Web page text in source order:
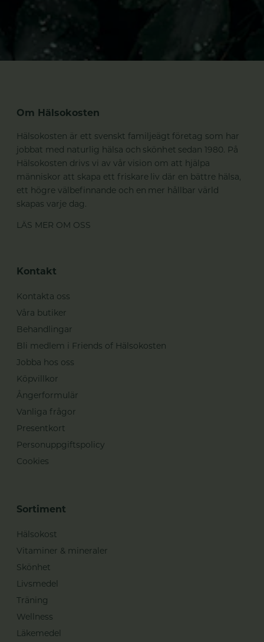
Om Hälsokosten
Hälsokosten är ett svenskt familjeägt företag som har
jobbat med naturlig hälsa och skönhet sedan 1980. På
Hälsokosten drivs vi av vår vision om att hjälpa
människor att skapa ett friskare liv där en bättre hälsa,
ett högre välbefinnande och en mer hållbar värld
skapas varje dag.
LÄS MER OM OSS
Kontakt
Kontakta oss
Våra butiker
Behandlingar
Bli medlem i Friends of Hälsokosten
Jobba hos oss
Köpvillkor
Ångerformulär
Vanliga frågor
Presentkort
Personuppgiftspolicy
Cookies
Sortiment
Hälsokost
Vitaminer & mineraler
Skönhet
Livsmedel
Träning
Wellness
Läkemedel